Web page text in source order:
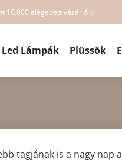
10.000 elégedett vásárló ✨
Led Lámpák Plüssök
tagjának is a nagy